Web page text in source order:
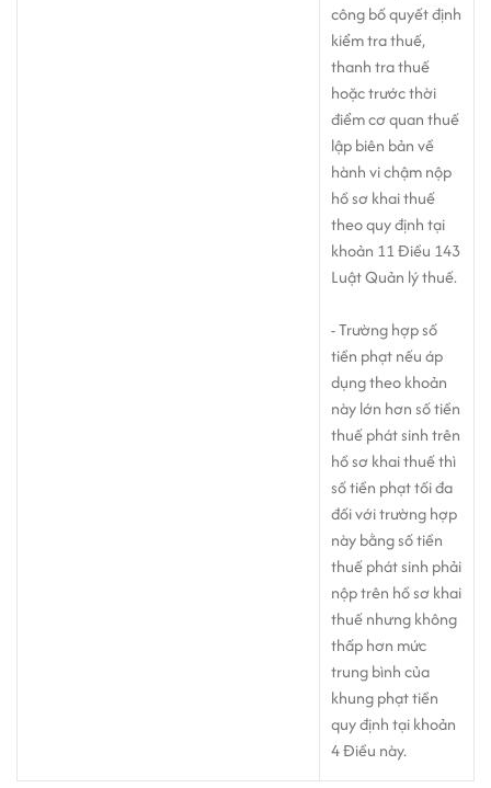
công bố quyết định
kiểm tra thuế,
thanh tra thuế
hoặc trước thời
điểm cơ quan thuế
lập biên bản về
hành vi chậm nộp
hồ sơ khai thuế
theo quy định tại
khoản 11 Điều 143
Luật Quản lý thuế.
- Trường hợp số
tiền phạt nếu áp
dụng theo khoản
này lớn hơn số tiền
thuế phát sinh trên
hồ sơ khai thuế thì
số tiền phạt tối đa
đối với trường hợp
này bằng số tiền
thuế phát sinh phải
nộp trên hồ sơ khai
thuế nhưng không
thấp hơn mức
trung bình của
khung phạt tiền
quy định tại khoản
4 Điều này.